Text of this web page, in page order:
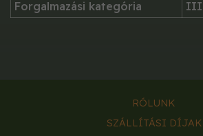
Forgalmazási kategória
III
RÓLUNK
SZÁLLÍTÁSI DÍJAK